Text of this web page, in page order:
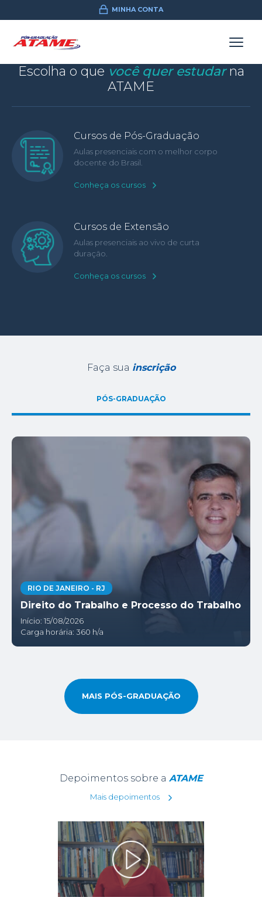
MINHA CONTA
Escolha o que você quer estudarna
ATAME
Cursos de Pós-Graduação
Aulas presenciais com o melhor corpo
docente do Brasil.
Conheça os cursos
Cursos de Extensão
Aulas presenciais ao vivo de curta
duração.
Conheça os cursos
Faça sua inscrição
PÓS-GRADUAÇÃO
RIO DE JANEIRO - RJ
Direito do Trabalho e Processo do Trabalho
Início: 15/08/2026
Carga horária: 360 h/a
MAIS PÓS-GRADUAÇÃO
Depoimentos sobre a ATAME
Mais depoimentos